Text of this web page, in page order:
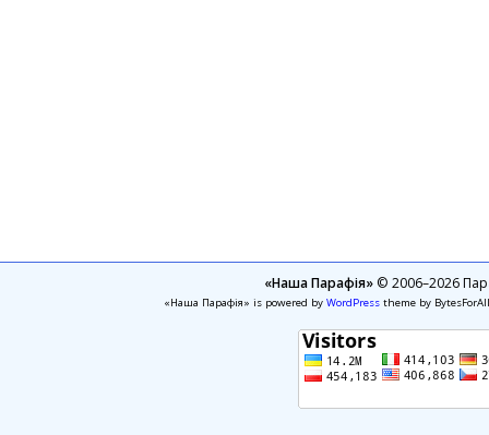
«Наша Парафія»© 2006–2026
«Наша Парафія» is powered by WordPresstheme by